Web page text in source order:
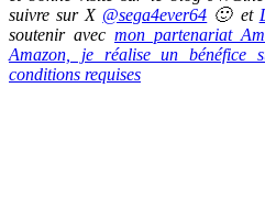
suivre sur X @sega4ever64 🙂 et
soutenir avec mon partenariat
Amazon, je réalise un bénéfice
conditions requises